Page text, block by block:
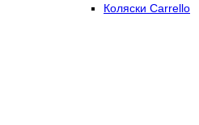
Коляски Carrello